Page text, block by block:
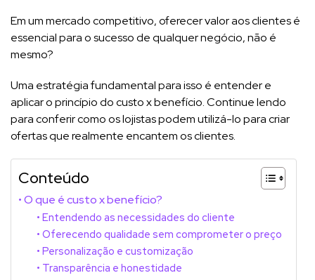
Em um mercado competitivo, oferecer valor aos clientes é
essencial para o sucesso de qualquer negócio, não é
mesmo?
Uma estratégia fundamental para isso é entender e
aplicar o princípio do custo x benefício. Continue lendo
para conferir como os lojistas podem utilizá-lo para criar
ofertas que realmente encantem os clientes.
Conteúdo
O que é custo x benefício?
Entendendo as necessidades do cliente
Oferecendo qualidade sem comprometer o preço
Personalização e customização
Transparência e honestidade